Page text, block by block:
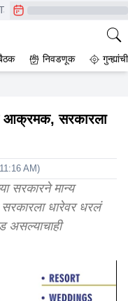
CrimeTak
निवडणूक
hake criticizes hunger
आक्रमक, सरकारला
AM)
सरकारने मान्य
धारेवर धरलं
असल्याचाही